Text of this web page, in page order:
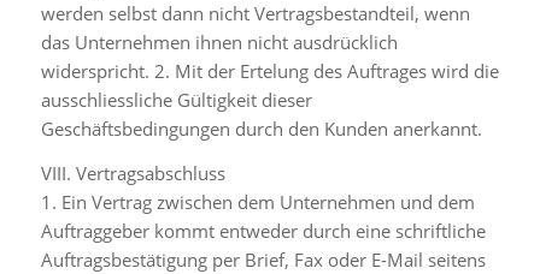
werden selbst dann nicht Vertragsbestandteil, wenn
das Unternehmen ihnen nicht ausdrücklich
widerspricht. 2. Mit der Ertelung des Auftrages wird die
ausschliessliche Gültigkeit dieser
Geschäftsbedingungen durch den Kunden anerkannt.
VIII. Vertragsabschluss
1. Ein Vertrag zwischen dem Unternehmen und dem
Auftraggeber kommt entweder durch eine schriftliche
Auftragsbestätigung per Brief, Fax oder E-Mail seitens